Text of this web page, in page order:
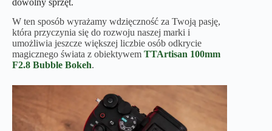
W ten sposób wyrażamy wdzięczność za Twoją pasję,
która przyczynia się do rozwoju naszej marki i
umożliwia jeszcze większej liczbie osób odkrycie
magicznego świata z obiektywem TTArtisan 100mm
F2.8 Bubble Bokeh.